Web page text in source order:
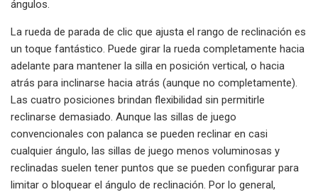
ángulos.
La rueda de parada de clic que ajusta el rango de reclinación es
un toque fantástico. Puede girar la rueda completamente hacia
adelante para mantener la silla en posición vertical, o hacia
atrás para inclinarse hacia atrás (aunque no completamente).
Las cuatro posiciones brindan flexibilidad sin permitirle
reclinarse demasiado. Aunque las sillas de juego
convencionales con palanca se pueden reclinar en casi
cualquier ángulo, las sillas de juego menos voluminosas y
reclinadas suelen tener puntos que se pueden configurar para
limitar o bloquear el ángulo de reclinación. Por lo general,